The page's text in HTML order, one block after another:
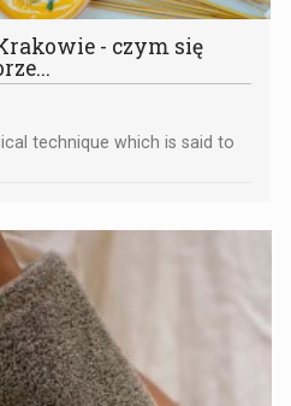
- czym się
technique which is said to